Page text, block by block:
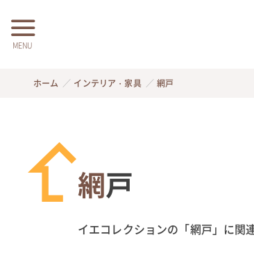
MENU
ホーム インテリア・家具 網戸
網戸
イエコレクションの「網戸」に関